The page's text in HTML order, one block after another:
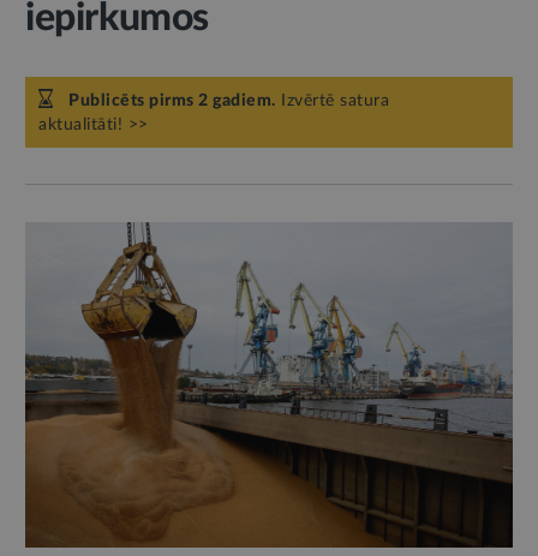
iepirkumos
Publicēts pirms 2 gadiem. Izvērtē satura
aktualitāti! >>